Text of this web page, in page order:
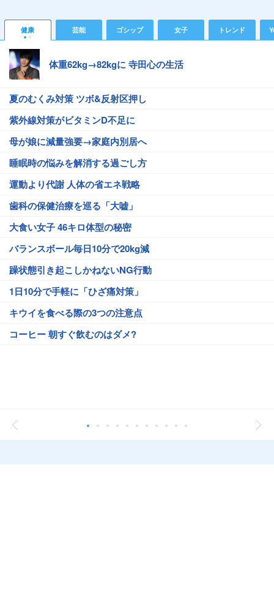
健康 芸能 ゴシップ 女子 トレンド
体重62kg→82kgに 寺田心の生活
夏のむくみ対策 ツボ&反射区押し
紫外線対策がビタミンD不足に
母が娘に減量強要→家庭内別居へ
睡眠時の悩みを解消する過ごし方
運動より代謝 人体の省エネ戦略
歯科の保健治療を巡る「大嘘」
大食い女子 46キロ体型の秘密
バランスボール毎日10分で20kg減
躁状態引き起こしかねないNG行動
1日10分で手軽に「ひざ痛対策」
キウイを食べる際の3つの注意点
コーヒー 朝すぐ飲むのはダメ?